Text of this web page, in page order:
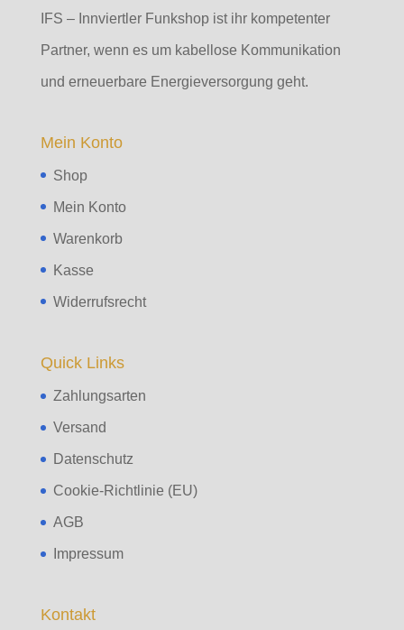
IFS – Innviertler Funkshop ist ihr kompetenter
Partner, wenn es um kabellose Kommunikation
und erneuerbare Energieversorgung geht.
Mein Konto
Shop
Mein Konto
Warenkorb
Kasse
Widerrufsrecht
Quick Links
Zahlungsarten
Versand
Datenschutz
Cookie-Richtlinie (EU)
AGB
Impressum
Kontakt